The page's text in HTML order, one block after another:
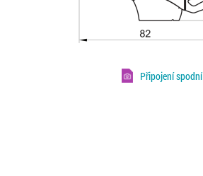
Připojení spodní